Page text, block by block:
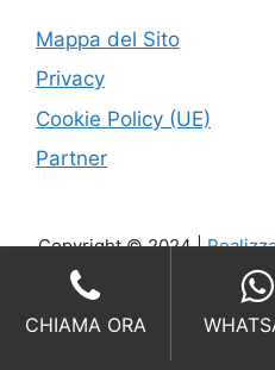
Mappa del Sito
Privacy
Cookie Policy (UE)
Partner
Copyright © 2024 |
Solution Group
CHIAMA ORA